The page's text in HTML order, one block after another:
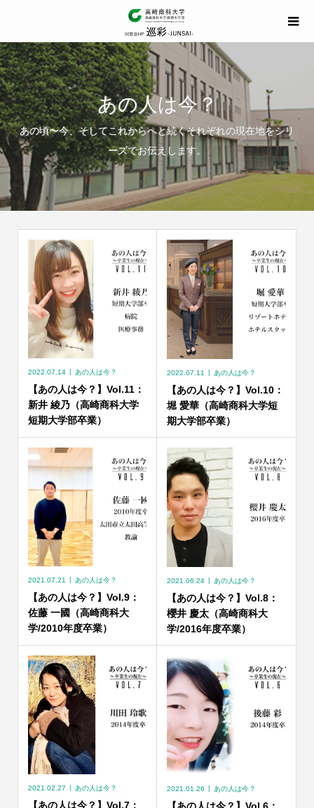
あの人は今？
あの頃〜今、そしてこれからへと続くそれぞれの現在地をシリ
ーズでお伝えします。
2022.07.14 あの人は今？
【あの人は今？】Vol.11：
新井 綾乃（高崎商科大学
短期大学部卒業）
2022.07.11 あの人は今？
【あの人は今？】Vol.10：
堀 愛華（高崎商科大学短
期大学部卒業）
2021.07.21 あの人は今？
【あの人は今？】Vol.9：
佐藤 一國（高崎商科大
学/2010年度卒業）
2021.06.24 あの人は今？
【あの人は今？】Vol.8：
櫻井 慶太（高崎商科大
学/2016年度卒業）
2021.02.27 あの人は今？
【あの人は今？】Vol.7：
2021.01.26 あの人は今？